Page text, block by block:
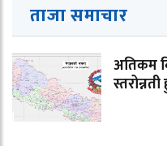
ताजा समाचार
अतिकम